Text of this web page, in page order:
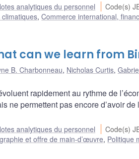
analytiques du personnel Code(s)
,Commerce international,
can we learn from
B. Charbonneau, Nicholas Curtis,
rapidement au rythme de
ne permettent pas encore d’avoir de
analytiques du personnel Code(s)
et offre de main-d’œuvre, Politique